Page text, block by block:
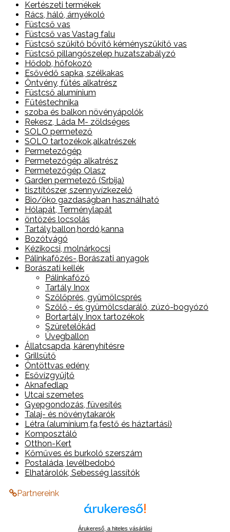
Kertészeti termékek
Rács, háló, árnyékoló
Füstcső vas
Füstcső vas Vastag falu
Füstcső szűkítő bővítő kéményszűkítő vas
Füstcső pillangószelep huzatszabályzó
Hődob, hőfokozó
Esővédő sapka, szélkakas
Öntvény, fűtés alkatrész
Füstcső alumínium
Fűtéstechnika
szoba és balkon növényápolók
Rekesz, Láda M- zöldséges
SOLO permetező
SOLO tartozékok,alkatrészek
Permetezőgép
Permetezőgép alkatrész
Permetezőgép Olasz
Garden permetező (Srbija)
tisztítószer, szennyvízkezelő
Bio/öko gazdaságban használható
Hólapát, Terménylapát
öntözés locsolás
Tartály,ballon,hordó,kanna
Bozótvágó
Kézikocsi, molnárkocsi
Pálinkafőzés-,Borászati anyagok
Borászati kellék
Pálinkafőző
Tartály Inox
Szőlőprés, gyümölcsprés
Szőlő,- és gyümölcsdaráló, zúzó-bogyózó
Bortartály Inox tartozékok
Szüretelőkád
Üvegballon
Állatcsapda, kárenyhítésre
Grillsütő
Öntöttvas edény
Esővízgyűjtő
Aknafedlap
Utcai szemetes
Gyepgondozás, füvesítés
Talaj- és növénytakarók
Létra (alumínium,fa,festő és háztartási)
Komposztáló
Otthon-Kert
Kőműves és burkoló szerszám
Postaláda, levélbedobó
Elhatárolók, Sebesség lassítók
Partnereink
Árukereső, a hiteles vásárlási